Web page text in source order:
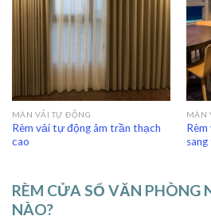
MÀN VẢI TỰ ĐỘNG
Rèm vải tự động âm trần thạch
cao
MÀN
RÈM CỬA SỔ VĂN PHÒNG
NÀO?